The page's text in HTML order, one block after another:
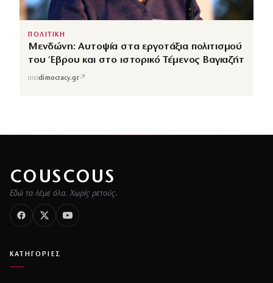
ΠΟΛΙΤΙΚΗ
Μενδώνη: Αυτοψία στα εργοτάξια πολιτισμού
του Έβρου και στο ιστορικό Τέμενος Βαγιαζήτ
απόdimocracy.gr↗
COUSCOUS
Εδώ τα λέμε όλα. Χωρίς ρετούς.
ΚΑΤΗΓΟΡΙΕΣ